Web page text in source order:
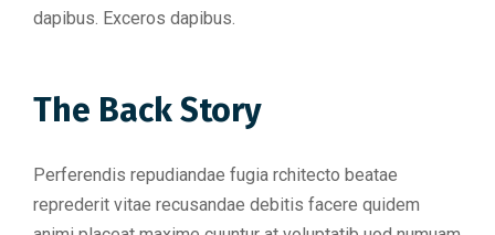
dapibus. Exceros dapibus.
The Back Story
Perferendis repudiandae fugia rchitecto beatae
reprederit vitae recusandae debitis facere quidem